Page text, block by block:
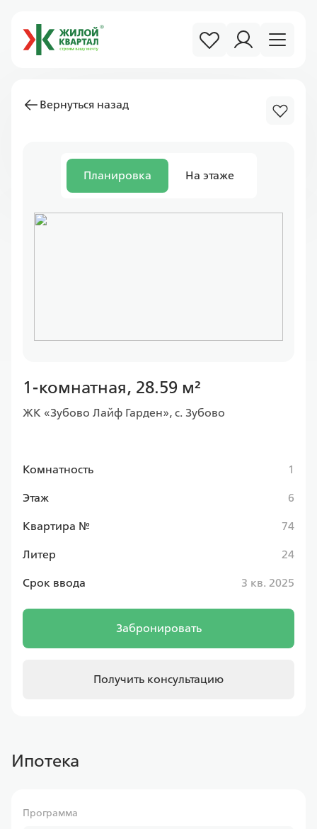
Вернуться назад
Планировка На этаже
1-комнатная, 28.59 м²
ЖК «Зубово Лайф Гарден», с. Зубово
Комнатность 1
Этаж 6
Квартира № 74
Литер 24
Срок ввода 3 кв. 2025
Забронировать
Получить консультацию
Ипотека
Программа